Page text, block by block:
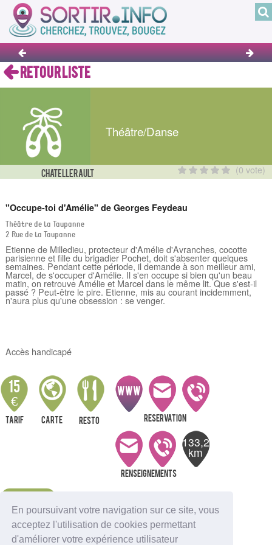
En poursuivant votre navigation sur ce site, vous
acceptez l'utilisation de cookies permettant
d'améliorer votre expérience utilisateur
RETOUR LISTE
Théâtre/Danse
CHATELLERAULT (0 vote)
"Occupe-toi d'Amélie" de Georges Feydeau
Théâtre de la Taupanne
2 Rue de la Taupanne
Etienne de Milledieu, protecteur d'Amélie d'Avranches, cocotte
parisienne et fille du brigadier Pochet, doit s'absenter quelques
semaines. Pendant cette période, il demande à son meilleur ami,
Marcel, de s'occuper d'Amélie. Il s'en occupe si bien qu'un beau
matin, on retrouve Amélie et Marcel dans le même lit. Que s'est-il
passé ? Peut-être le pire. Etienne, mis au courant incidemment,
n'aura plus qu'une obsession : se venger.
Accès handicapé
15
€
Tarif Carte resto
WWW
Reservation
Renseignements
133,2
km
Nous indiquer une erreur